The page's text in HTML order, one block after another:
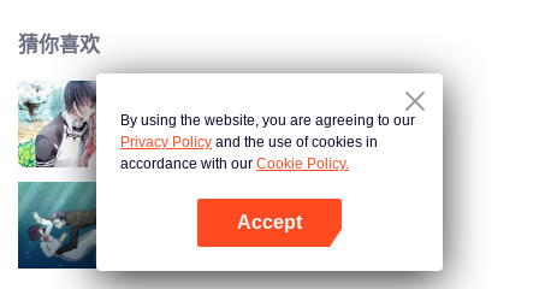
猜你喜欢
国民老公带回家 第1季
国民老公带回家 第3季
By using the website, you are agreeing to our
Privacy Policy and the use of cookies in
accordance with our Cookie Policy.
Accept